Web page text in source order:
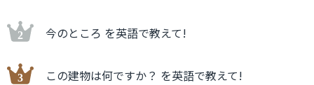
今のところ を英語で教えて!
この建物は何ですか？ を英語で教えて!